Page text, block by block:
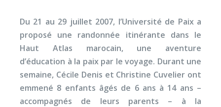
Du 21 au 29 juillet 2007, l’Université de Paix a
proposé une randonnée itinérante dans le
Haut Atlas marocain, une aventure
d’éducation à la paix par le voyage. Durant une
semaine, Cécile Denis et Christine Cuvelier ont
emmené 8 enfants âgés de 6 ans à 14 ans –
accompagnés de leurs parents – à la